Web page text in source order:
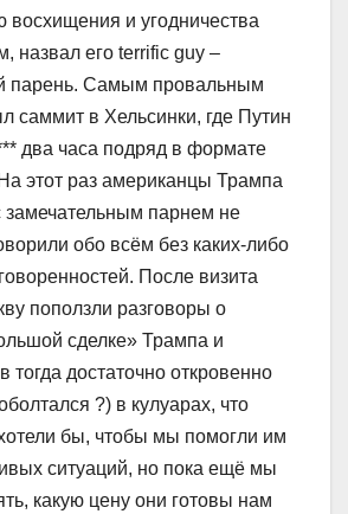
восхищения и угодничества
назвал его terrific guy –
парень. Самым провальным
саммит в Хельсинки, где Путин
два часа подряд в формате
этот раз американцы Трампа
замечательным парнем не
обо всём без каких-либо
После визита
поползли разговоры о
сделке» Трампа и
тогда достаточно откровенно
?) в кулуарах, что
бы, чтобы мы помогли им
ситуаций, но пока ещё мы
какую цену они готовы нам